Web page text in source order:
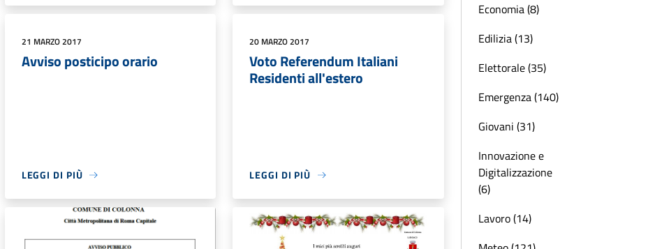
21 MARZO 2017
Avviso posticipo orario
LEGGI DI PIÙ
20 MARZO 2017
Voto Referendum Italiani
Residenti all'estero
LEGGI DI PIÙ
Economia (8)
Edilizia (13)
Elettorale (35)
Emergenza (140)
Giovani (31)
Innovazione e
Digitalizzazione
(6)
Lavoro (14)